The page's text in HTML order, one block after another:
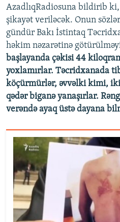
AzadlıqRadiosuna bildirib
şikayət veriləcək. Onun
gündür Bakı İstintaq
həkim nəzarətinə
başlayanda çəkisi 44
yoxlamırlar. Təcridxanada
köçürmürlər, əvvəlki kimi,
qədər biganə yanaşırlar.
verəndə ayaq üstə dayana